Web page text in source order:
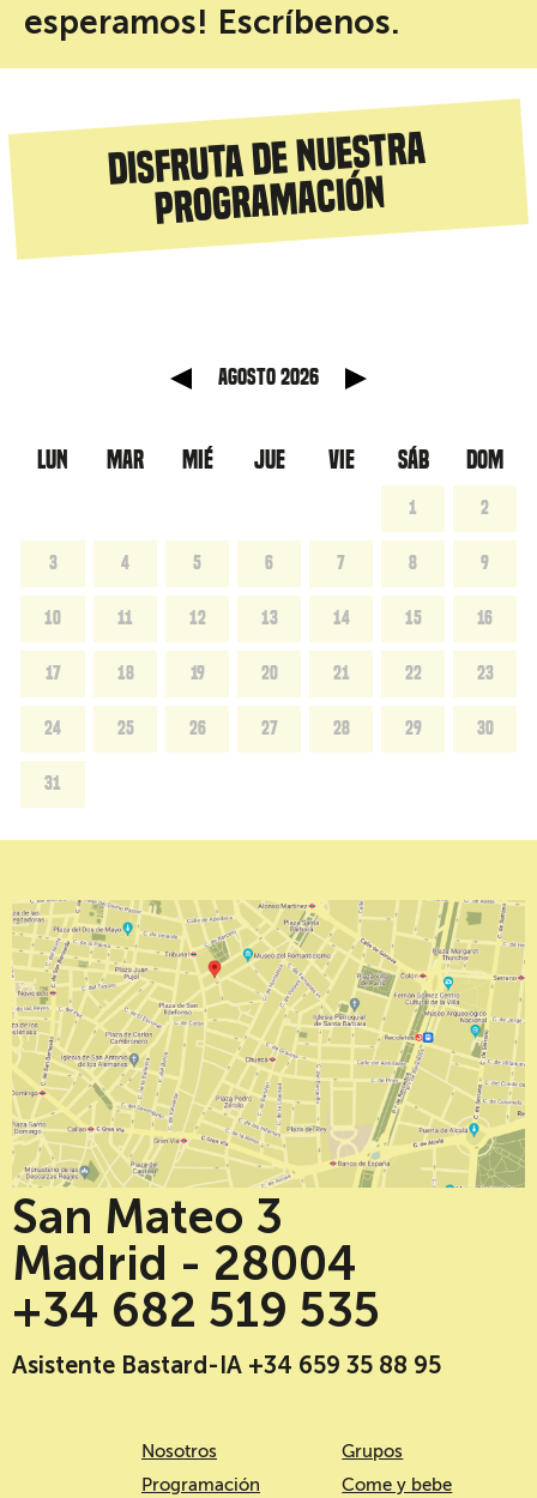
esperamos! Escríbenos.
Disfruta de nuestra
programación
agosto 2026
LUN MAR MIÉ JUE VIE SÁB DOM
1 2
3 4 5 6 7 8 9
10 11 12 13 14 15 16
17 18 19 20 21 22 23
24 25 26 27 28 29 30
31
San Mateo 3
Madrid - 28004
+34 682 519 535
Asistente Bastard-IA +34 659 35 88 95
Nosotros
Programación
Grupos
Come y bebe